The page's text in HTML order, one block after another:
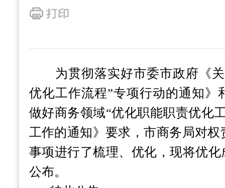
为贯彻落实好市委市政府《关
优化工作流程”专项行动的通知》
做好商务领域“优化职能职责优化
工作的通知》要求，市商务局对
事项进行了梳理、优化，现将优化
公布。